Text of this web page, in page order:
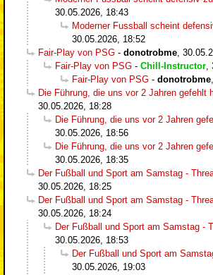
30.05.2026, 18:43
Moderner Fussball scheint
30.05.2026, 18:52
Fair-Play von PSG - donotrobme
Fair-Play von PSG - Chill-Instructor
Fair-Play von PSG - donotrobme
Die Führung, die uns vor 2 Jahren gefehlt
30.05.2026, 18:28
Die Führung, die uns vor 2 Jahren
30.05.2026, 18:56
Die Führung, die uns vor 2 Jahren
30.05.2026, 18:35
Der Fußball und Sport am Samstag -
30.05.2026, 18:25
Der Fußball und Sport am Samstag -
30.05.2026, 18:24
Der Fußball und Sport am Samstag -
30.05.2026, 18:53
Der Fußball und Sport am
30.05.2026, 19:03